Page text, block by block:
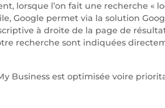
lorsque l’on fait une recherche «
Google permet via la solution
à droite de la page de
recherche sont indiquées
Business est optimisée voire